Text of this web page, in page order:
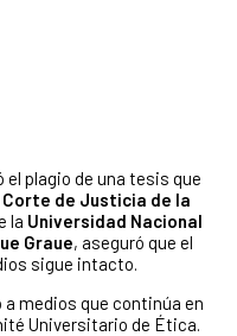
plagio de una tesis que
Corte de Justicia de la
la Universidad Nacional
Graue, aseguró que el
sigue intacto.
medios que continúa en
Universitario de Ética.